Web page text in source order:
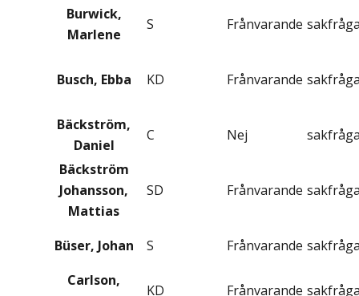
Burwick,
Marlene
S Frånvarande
Busch, Ebba KD Frånvarande
Bäckström,
Daniel
C Nej
Bäckström
Johansson,
Mattias
SD Frånvarande
Büser, Johan S Frånvarande
Carlson,
KD Frånvarande